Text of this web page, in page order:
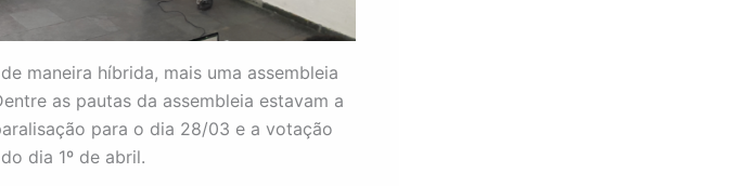
maneira híbrida, mais uma assembleia
as pautas da assembleia estavam a
para o dia 28/03 e a votação
dia 1º de abril.